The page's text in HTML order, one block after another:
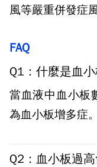
風等嚴重併發症風
FAQ
Q1：什麼是血
當血液中血小板
為血小板增多症。
Q2：血小板過